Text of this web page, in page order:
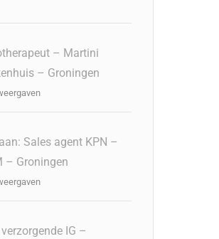
– Martini
– Groningen
Sales agent KPN –
– Groningen
IG –